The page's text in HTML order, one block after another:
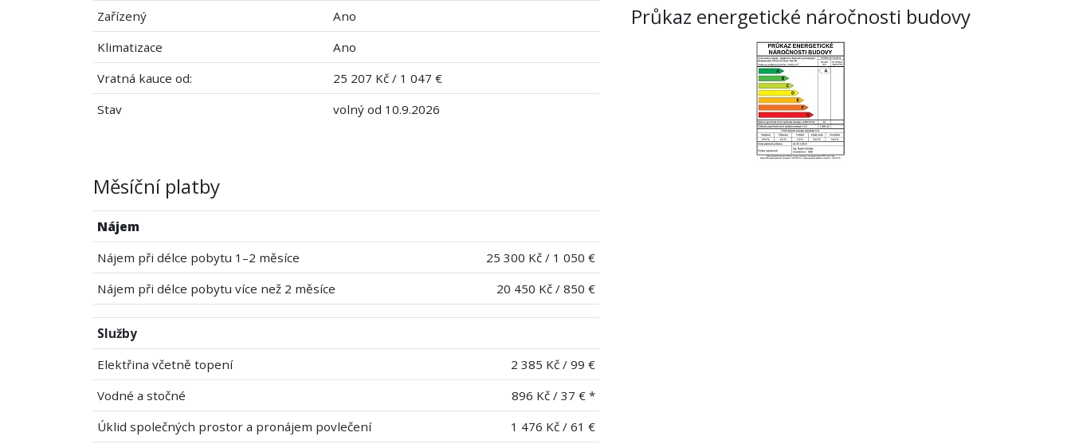
Zařízený
Ano
Klimatizace
Ano
Vratná kauce od:
25 207 Kč / 1 047 €
Stav
volný od 10.9.2026
Měsíční platby
Nájem
Nájem při délce pobytu 1–2 měsíce
25 300 Kč / 1 050 €
Nájem při délce pobytu více než 2 měsíce
20 450 Kč / 850 €
Služby
Elektřina včetně topení
2 385 Kč / 99 €
Vodné a stočné
896 Kč / 37 € *
Úklid společných prostor a pronájem povlečení
1 476 Kč / 61 €
Průkaz energetické náročnosti budovy